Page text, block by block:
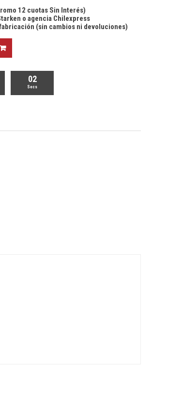
12 cuotas Sin Interés)
o agencia Chilexpress
(sin cambios ni devoluciones)
01
Secs